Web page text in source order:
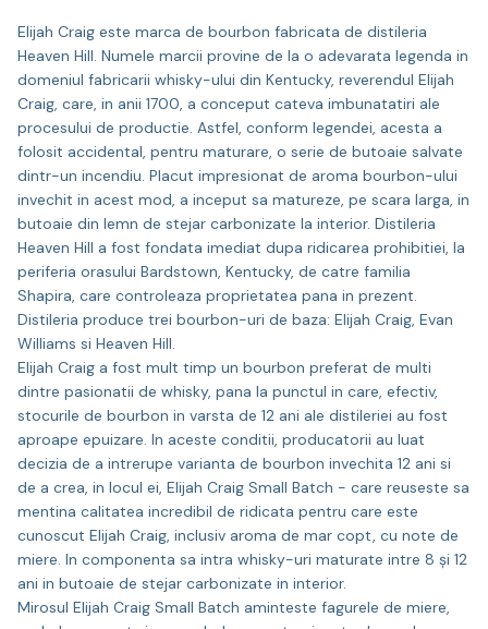
Elijah Craig este marca de bourbon fabricata de distileria
Heaven Hill. Numele marcii provine de la o adevarata legenda in
domeniul fabricarii whisky-ului din Kentucky, reverendul Elijah
Craig, care, in anii 1700, a conceput cateva imbunatatiri ale
procesului de productie. Astfel, conform legendei, acesta a
folosit accidental, pentru maturare, o serie de butoaie salvate
dintr-un incendiu. Placut impresionat de aroma bourbon-ului
invechit in acest mod, a inceput sa matureze, pe scara larga, in
butoaie din lemn de stejar carbonizate la interior. Distileria
Heaven Hill a fost fondata imediat dupa ridicarea prohibitiei, la
periferia orasului Bardstown, Kentucky, de catre familia
Shapira, care controleaza proprietatea pana in prezent.
Distileria produce trei bourbon-uri de baza: Elijah Craig, Evan
Williams si Heaven Hill.
Elijah Craig a fost mult timp un bourbon preferat de multi
dintre pasionatii de whisky, pana la punctul in care, efectiv,
stocurile de bourbon in varsta de 12 ani ale distileriei au fost
aproape epuizare. In aceste conditii, producatorii au luat
decizia de a intrerupe varianta de bourbon invechita 12 ani si
de a crea, in locul ei, Elijah Craig Small Batch - care reuseste sa
mentina calitatea incredibil de ridicata pentru care este
cunoscut Elijah Craig, inclusiv aroma de mar copt, cu note de
miere. In componenta sa intra whisky-uri maturate intre 8 şi 12
ani in butoaie de stejar carbonizate in interior.
Mirosul Elijah Craig Small Batch aminteste fagurele de miere,